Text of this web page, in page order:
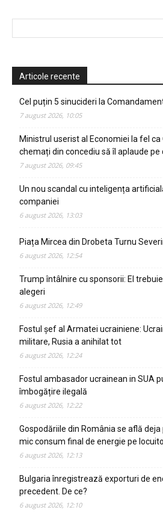
Articole recente
Cel puțin 5 sinucideri la
7 august 2026, 10:05
Ministrul userist al Economiei la fel
chemați din concediu să îl aplaude pe
7 august 2026, 09:45
Un nou scandal cu inteligența
companiei
6 august 2026, 13:03
Piața Mircea din Drobeta Turnu
6 august 2026, 12:54
Trump întâlnire cu sponsorii: El
alegeri
6 august 2026, 12:49
Fostul șef al Armatei ucrainiene:
militare, Rusia a anihilat tot
6 august 2026, 12:24
Fostul ambasador ucrainean in SUA
îmbogățire ilegală
6 august 2026, 12:22
Gospodăriile din România se află
mic consum final de energie pe
6 august 2026, 12:13
Bulgaria înregistrează exporturi de
precedent. De ce?
6 august 2026, 12:10